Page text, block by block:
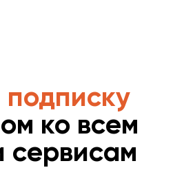
ко всем
сервисам